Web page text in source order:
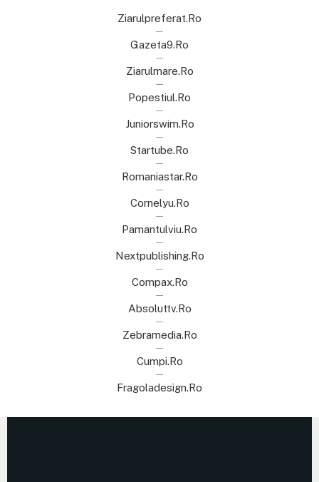
Ziarulpreferat.ro
Gazeta9.ro
Ziarulmare.ro
Popestiul.ro
Juniorswim.ro
Startube.ro
Romaniastar.ro
Cornelyu.ro
Pamantulviu.ro
Nextpublishing.ro
Compax.ro
Absoluttv.ro
Zebramedia.ro
Cumpi.ro
Fragoladesign.ro